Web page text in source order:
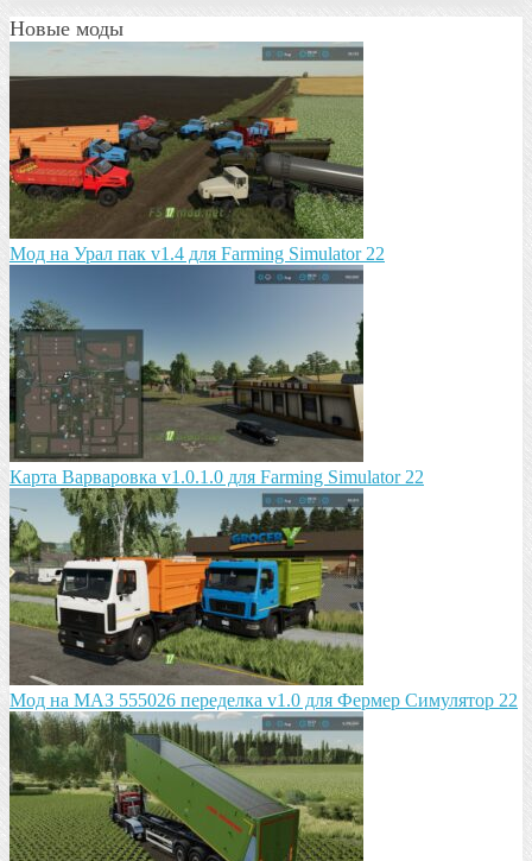
Новые моды
Мод на Урал пак v1.4 для Farming Simulator 22
Карта Варваровка v1.0.1.0 для Farming Simulator 22
Мод на МАЗ 555026 пeрeдeлка v1.0 для Фермер Симулятор 22